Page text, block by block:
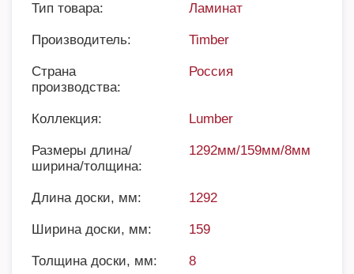
Тип товара: Ламинат
Производитель: Timber
Страна
производства:
Россия
Коллекция: Lumber
Размеры длина/
ширина/толщина:
1292мм/159мм/8мм
Длина доски, мм: 1292
Ширина доски, мм: 159
Толщина доски, мм: 8